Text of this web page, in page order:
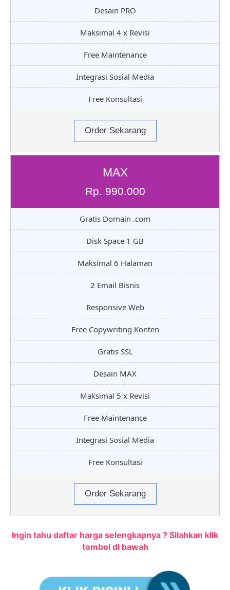
Desain PRO
Maksimal 4 x Revisi
Free Maintenance
Integrasi Sosial Media
Free Konsultasi
Order Sekarang
MAX
Rp. 990.000
Gratis Domain .com
Disk Space 1 GB
Maksimal 6 Halaman
2 Email Bisnis
Responsive Web
Free Copywriting Konten
Gratis SSL
Desain MAX
Maksimal 5 x Revisi
Free Maintenance
Integrasi Sosial Media
Free Konsultasi
Order Sekarang
Ingin tahu daftar harga selengkapnya ? Silahkan klik
tombol di bawah